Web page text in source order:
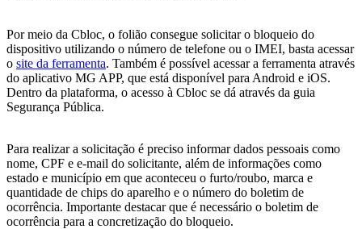
Por meio da Cbloc, o folião consegue solicitar o bloqueio do
dispositivo utilizando o número de telefone ou o IMEI, basta acessar
o site da ferramenta. Também é possível acessar a ferramenta através
do aplicativo MG APP, que está disponível para Android e iOS.
Dentro da plataforma, o acesso à Cbloc se dá através da guia
Segurança Pública.
Para realizar a solicitação é preciso informar dados pessoais como
nome, CPF e e-mail do solicitante, além de informações como
estado e município em que aconteceu o furto/roubo, marca e
quantidade de chips do aparelho e o número do boletim de
ocorrência. Importante destacar que é necessário o boletim de
ocorrência para a concretização do bloqueio.